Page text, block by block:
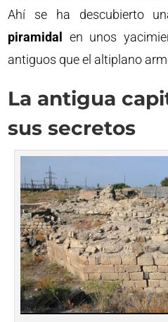
Ahí se ha descubierto
piramidal
en unos
antiguos que el altiplano
La antigua
sus secretos